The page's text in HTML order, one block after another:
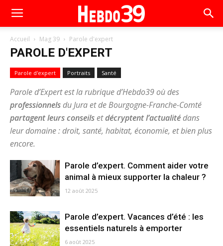
Accueil Mag 39 Parole d'expert
PAROLE D'EXPERT
Parole d'expert Portraits Santé
Parole d’Expert est la rubrique d’Hebdo39 où des
professionnelsdu Jura et de Bourgogne-Franche-Comté
partagent leurs conseilsetdécryptent l’actualitédans
leur domaine : droit, santé, habitat, économie, et bien plus
encore.
Parole d’expert. Comment aider votre
animal à mieux supporter la chaleur ?
12 août 2025
Parole d’expert. Vacances d’été : les
essentiels naturels à emporter
6 août 2025